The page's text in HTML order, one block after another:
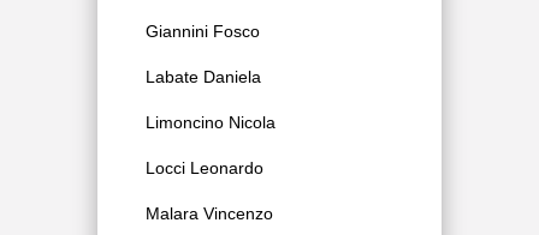
Giannini Fosco
Labate Daniela
Limoncino Nicola
Locci Leonardo
Malara Vincenzo